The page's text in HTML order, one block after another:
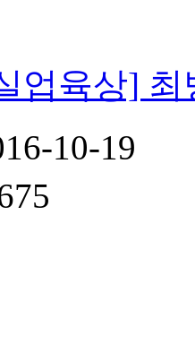
업육상] 최
10-19